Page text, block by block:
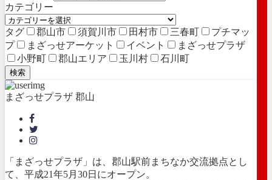
カテゴリー
タグ 郡山市 須賀川市 田村市 三春町
プチマッ
プ
まざっせアーケット イベント
まざっせプラザ
小野町
郡山エリア 玉川村 石川町
検索
まざっせプラザ 郡山
「まざっせプラザ」は、郡山駅前まちなか交流拠点とし
て、平成21年5月30日にオープン。